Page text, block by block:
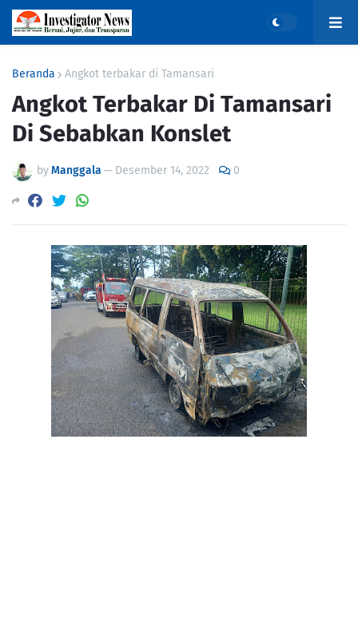
Beranda Angkot terbakar di Tamansari
Angkot Terbakar Di Tamansari
Di Sebabkan Konslet
byManggala — Desember 14, 2022 0